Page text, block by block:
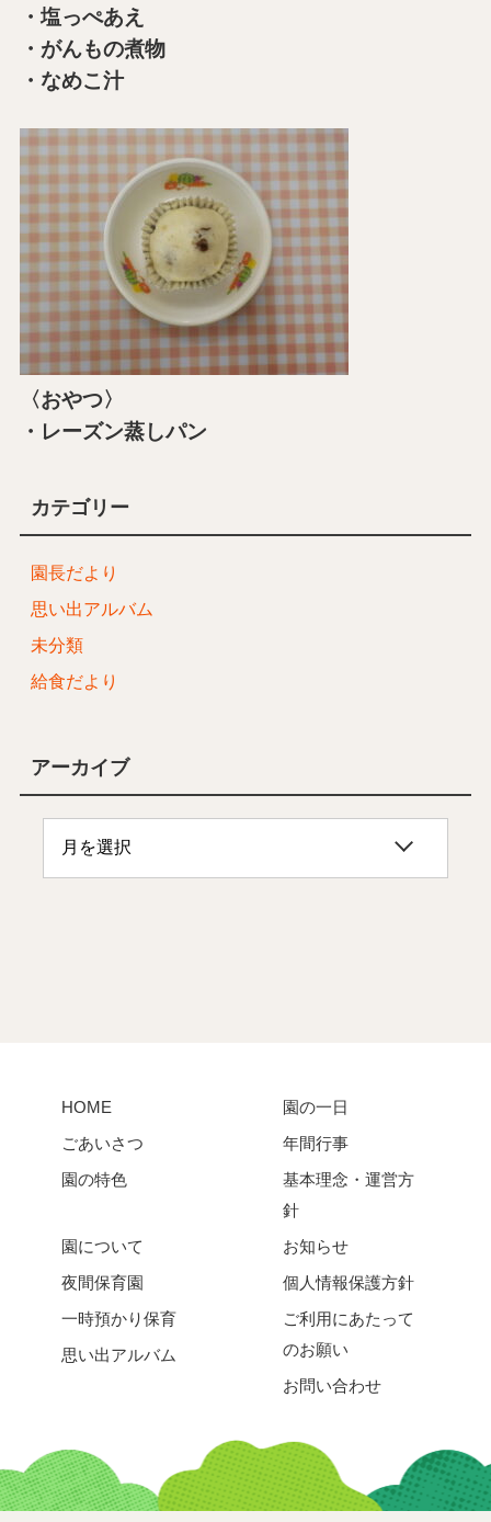
・塩っぺあえ
・がんもの煮物
・なめこ汁
〈おやつ〉
・レーズン蒸しパン
カテゴリー
園長だより
思い出アルバム
未分類
給食だより
アーカイブ
HOME
ごあいさつ
園の特色
園の一日
年間行事
基本理念・運営方
針
園について
夜間保育園
一時預かり保育
思い出アルバム
お知らせ
個人情報保護方針
ご利用にあたって
のお願い
お問い合わせ